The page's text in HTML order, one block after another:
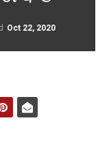
Oct 22, 2020